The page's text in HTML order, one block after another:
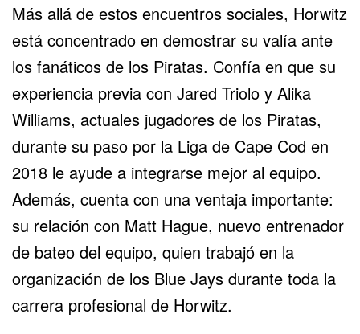
Más allá de estos encuentros sociales, Horwitz
está concentrado en demostrar su valía ante
los fanáticos de los Piratas. Confía en que su
experiencia previa con Jared Triolo y Alika
Williams, actuales jugadores de los Piratas,
durante su paso por la Liga de Cape Cod en
2018 le ayude a integrarse mejor al equipo.
Además, cuenta con una ventaja importante:
su relación con Matt Hague, nuevo entrenador
de bateo del equipo, quien trabajó en la
organización de los Blue Jays durante toda la
carrera profesional de Horwitz.